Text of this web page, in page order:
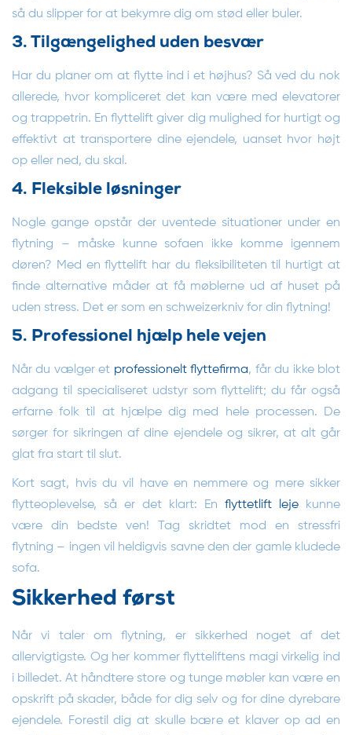
så du slipper for at bekymre dig om stød eller buler.
3. Tilgængelighed uden besvær
Har du planer om at flytte ind i et højhus? Så ved du nok
allerede, hvor kompliceret det kan være med elevatorer
og trappetrin. En flyttelift giver dig mulighed for hurtigt og
effektivt at transportere dine ejendele, uanset hvor højt
op eller ned, du skal.
4. Fleksible løsninger
Nogle gange opstår der uventede situationer under en
flytning – måske kunne sofaen ikke komme igennem
døren? Med en flyttelift har du fleksibiliteten til hurtigt at
finde alternative måder at få møblerne ud af huset på
uden stress. Det er som en schweizerkniv for din flytning!
5. Professionel hjælp hele vejen
Når du vælger et professionelt flyttefirma, får du ikke blot
adgang til specialiseret udstyr som flyttelift; du får også
erfarne folk til at hjælpe dig med hele processen. De
sørger for sikringen af dine ejendele og sikrer, at alt går
glat fra start til slut.
Kort sagt, hvis du vil have en nemmere og mere sikker
flytteoplevelse, så er det klart: En flyttetlift leje kunne
være din bedste ven! Tag skridtet mod en stressfri
flytning – ingen vil heldigvis savne den der gamle kludede
sofa.
Sikkerhed først
Når vi taler om flytning, er sikkerhed noget af det
allervigtigste. Og her kommer flytteliftens magi virkelig ind
i billedet. At håndtere store og tunge møbler kan være en
opskrift på skader, både for dig selv og for dine dyrebare
ejendele. Forestil dig at skulle bære et klaver op ad en